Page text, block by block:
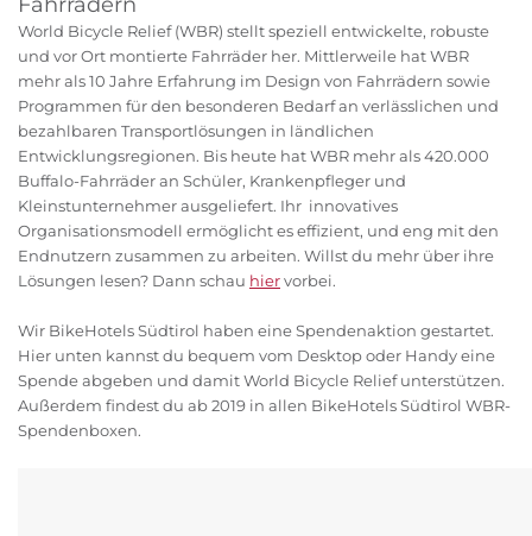
World Bicycle Relief (WBR) stellt speziell entwickelte, robuste
und vor Ort montierte Fahrräder her. Mittlerweile hat WBR
mehr als 10 Jahre Erfahrung im Design von Fahrrädern sowie
Programmen für den besonderen Bedarf an verlässlichen und
bezahlbaren Transportlösungen in ländlichen
Entwicklungsregionen. Bis heute hat WBR mehr als 420.000
Buffalo-Fahrräder an Schüler, Krankenpfleger und
Kleinstunternehmer ausgeliefert. Ihr innovatives
Organisationsmodell ermöglicht es effizient, und eng mit den
Endnutzern zusammen zu arbeiten. Willst du mehr über ihre
Lösungen lesen? Dann schau hiervorbei.
Wir BikeHotels Südtirol haben eine Spendenaktion gestartet.
Hier unten kannst du bequem vom Desktop oder Handy eine
Spende abgeben und damit World Bicycle Relief unterstützen.
Außerdem findest du ab 2019 in allen BikeHotels Südtirol WBR-
Spendenboxen.